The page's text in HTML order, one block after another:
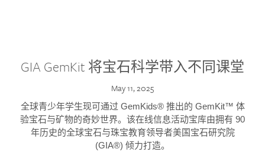
GIA GemKit 将宝石科学带入不同课堂
May 11, 2025
全球青少年学生现可通过 GemKids® 推出的 GemKit™ 体
验宝石与矿物的奇妙世界。该在线信息活动宝库由拥有 90
年历史的全球宝石与珠宝教育领导者美国宝石研究院
(GIA®) 倾力打造。